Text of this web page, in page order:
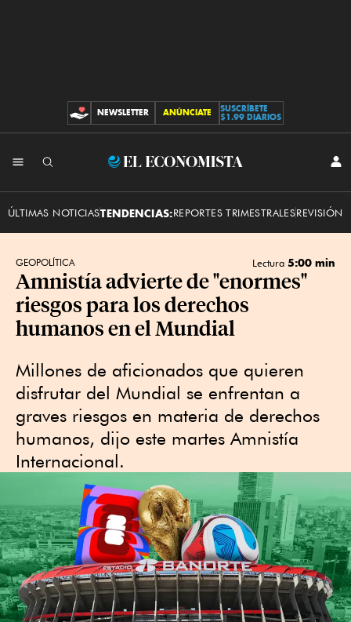
CONTRIBUCIONES
NEWSLETTER ANÚNCIATE
SUSCRÍBETE
$1.99 DIARIOS
El
ÚLTIMAS NOTICIASTENDENCIAS:REPORTES TRIMESTRALESREVISIÓN
GEOPOLÍTICA Lectura 5:00 min
Amnistía advierte de "enormes"
riesgos para los derechos
humanos en el Mundial
Millones de aficionados que quieren
⁠disfrutar del Mundial se enfrentan a
graves riesgos en materia de derechos
humanos, dijo este martes Amnistía
Internacional.